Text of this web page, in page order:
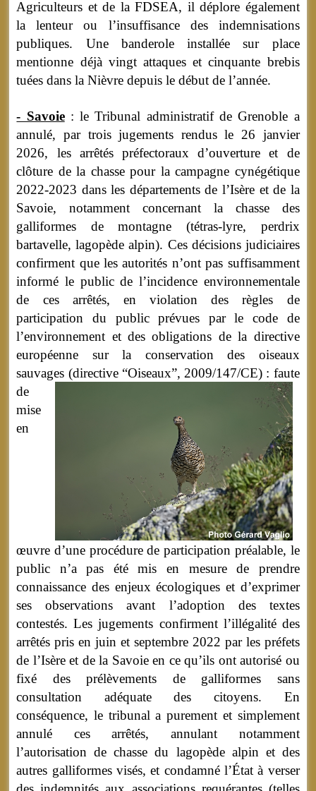
Agriculteurs et de la FDSEA, il déplore également
la lenteur ou l’insuffisance des indemnisations
publiques. Une banderole installée sur place
mentionne déjà vingt attaques et cinquante brebis
tuées dans la Nièvre depuis le début de l’année.
- Savoie: le Tribunal administratif de Grenoble a
annulé, par trois jugements rendus le 26 janvier
2026, les arrêtés préfectoraux d’ouverture et de
clôture de la chasse pour la campagne cynégétique
2022-2023 dans les départements de l’Isère et de la
Savoie, notamment concernant la chasse des
galliformes de montagne (tétras-lyre, perdrix
bartavelle, lagopède alpin). Ces décisions judiciaires
confirment que les autorités n’ont pas suffisamment
informé le public de l’incidence environnementale
de ces arrêtés, en violation des règles de
participation du public prévues par le code de
l’environnement et des obligations de la directive
européenne sur la conservation des oiseaux
sauvages (directive “Oiseaux”, 2009/147/CE) : faute
de
mise
en
œuvre d’une procédure de participation préalable, le
public n’a pas été mis en mesure de prendre
connaissance des enjeux écologiques et d’exprimer
ses observations avant l’adoption des textes
contestés. Les jugements confirment l’illégalité des
arrêtés pris en juin et septembre 2022 par les préfets
de l’Isère et de la Savoie en ce qu’ils ont autorisé ou
fixé des prélèvements de galliformes sans
consultation adéquate des citoyens. En
conséquence, le tribunal a purement et simplement
annulé ces arrêtés, annulant notamment
l’autorisation de chasse du lagopède alpin et des
autres galliformes visés, et condamné l’État à verser